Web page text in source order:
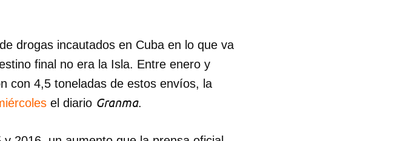
drogas incautados en Cuba en lo que va
final no era la Isla. Entre enero y
con 4,5 toneladas de estos envíos, la
el diario Granma.